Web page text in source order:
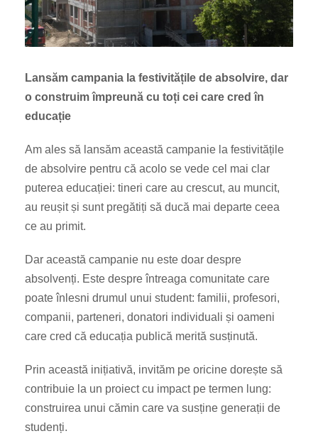
Lansăm campania la festivitățile de absolvire, dar
o construim împreună cu toți cei care cred în
educație
Am ales să lansăm această campanie la festivitățile
de absolvire pentru că acolo se vede cel mai clar
puterea educației: tineri care au crescut, au muncit,
au reușit și sunt pregătiți să ducă mai departe ceea
ce au primit.
Dar această campanie nu este doar despre
absolvenți. Este despre întreaga comunitate care
poate înlesni drumul unui student: familii, profesori,
companii, parteneri, donatori individuali și oameni
care cred că educația publică merită susținută.
Prin această inițiativă, invităm pe oricine dorește să
contribuie la un proiect cu impact pe termen lung:
construirea unui cămin care va susține generații de
studenți.